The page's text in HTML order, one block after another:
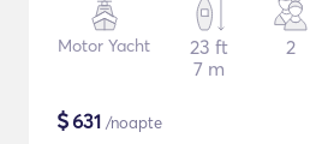
Motor Yacht
23 ft
7 m
2
$631 /noapte